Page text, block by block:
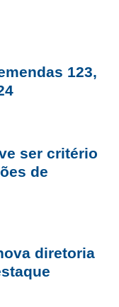
123,
ser critério
de
diretoria